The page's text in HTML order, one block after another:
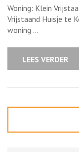
Woning: Klein
Vrijstaand Huisje te
woning …
LEES VERDER